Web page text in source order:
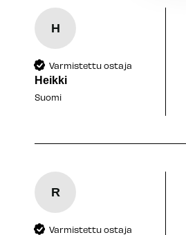
H
Varmistettu ostaja
Heikki
Suomi
R
Varmistettu ostaja